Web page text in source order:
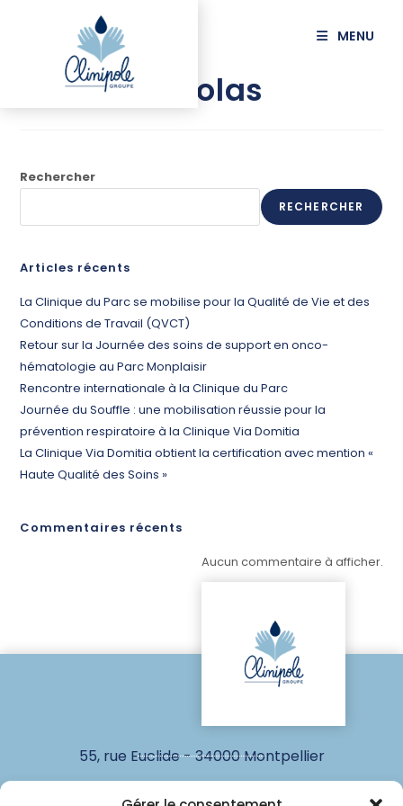
MENU
MARTIN Nicolas
Rechercher
RECHERCHER
Articles récents
La Clinique du Parc se mobilise pour la Qualité de Vie et des
Conditions de Travail (QVCT)
Retour sur la Journée des soins de support en onco-
hématologie au Parc Monplaisir
Rencontre internationale à la Clinique du Parc
Journée du Souffle : une mobilisation réussie pour la
prévention respiratoire à la Clinique Via Domitia
La Clinique Via Domitia obtient la certification avec mention «
Haute Qualité des Soins »
Commentaires récents
Aucun commentaire à afficher.
55, rue Euclide - 34000 Montpellier
www.groupeclinipole.fr